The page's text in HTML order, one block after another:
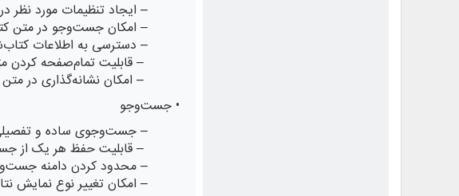
– ایجاد تنظیمات مورد
– امکان جست‌وجو در متن
– دسترسی به اطلاعات
– قابلیت تمام‌صفحه کردن
– امکان نشانه‌گذاری در متن
• جست‌وجو
– جست‌وجوی ساده و
– قابلیت حفظ هر یک از
– محدود کردن دامنه
– امکان تغییر نوع نمایش